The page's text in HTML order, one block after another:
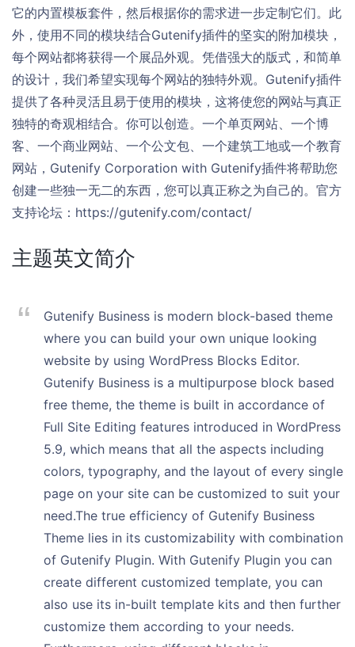
它的内置模板套件，然后根据你的需求进一步定制它们。此
外，使用不同的模块结合Gutenify插件的坚实的附加模块，
每个网站都将获得一个展品外观。凭借强大的版式，和简单
的设计，我们希望实现每个网站的独特外观。Gutenify插件
提供了各种灵活且易于使用的模块，这将使您的网站与真正
独特的奇观相结合。你可以创造。一个单页网站、一个博
客、一个商业网站、一个公文包、一个建筑工地或一个教育
网站，Gutenify Corporation with Gutenify插件将帮助您
创建一些独一无二的东西，您可以真正称之为自己的。官方
支持论坛：https://gutenify.com/contact/
主题英文简介
Gutenify Business is modern block-based theme
where you can build your own unique looking
website by using WordPress Blocks Editor.
Gutenify Business is a multipurpose block based
free theme, the theme is built in accordance of
Full Site Editing features introduced in WordPress
5.9, which means that all the aspects including
colors, typography, and the layout of every single
page on your site can be customized to suit your
need.The true efficiency of Gutenify Business
Theme lies in its customizability with combination
of Gutenify Plugin. With Gutenify Plugin you can
create different customized template, you can
also use its in-built template kits and then further
customize them according to your needs.